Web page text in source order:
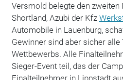
Versmold belegte den zweiten
Shortland, Azubi der Kfz
Automobile in Lauenburg,
Gewinner sind aber sicher alle
Wettbewerbs. Alle
Sieger-Event teil, das der
Finalteilnehmer in Lippstadt